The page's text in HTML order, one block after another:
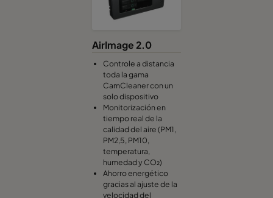
AirImage 2.0
Controle a distancia
toda la gama
CamCleaner con un
solo dispositivo
Monitorización en
tiempo real de la
calidad del aire (PM1,
PM2,5, PM10,
temperatura,
humedad y CO₂)
Ahorro energético
gracias al ajuste de la
velocidad del